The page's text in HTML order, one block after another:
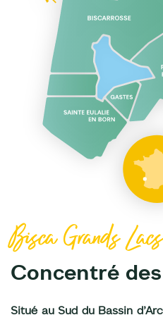
Bisca Grands Lacs
Concentré
Situé au Sud du Bassin